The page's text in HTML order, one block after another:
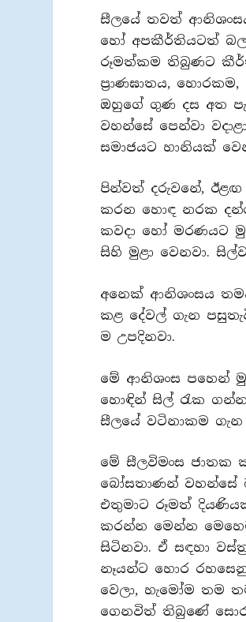
සීලයේ තවත්
හෝ අපකීර්තියටත්
රූමත්කම තිබුණට
ප්‍රාණඝාතය,
ඔහුගේ ගුණ දස අත
වහන්සේ පෙන්වා
සමාජයට හානියක්
පින්වත් දරුවනේ,
කරන හොඳ නරක
කවදා හෝ මරණයට
සිහි මුළා වෙනවා.
අනෙක් ආනිශංසය
කළ දේවල් ගැන
ම උපදිනවා.
මේ ආනිශංස පහෙන්
හොඳින් සිල් රැක
සීලයේ වටිනාකම
මේ සීලවිමංස ජාතක
බෝසතාණන් වහන්සේ
එතුමාට රූමත්
කරන්න මෙන්න
සිටිනවා. ඒ සඳහා
නෑයන්ට හොර
වෙලා, හැමෝම තම
ගෙනවිත් තිබුණේ